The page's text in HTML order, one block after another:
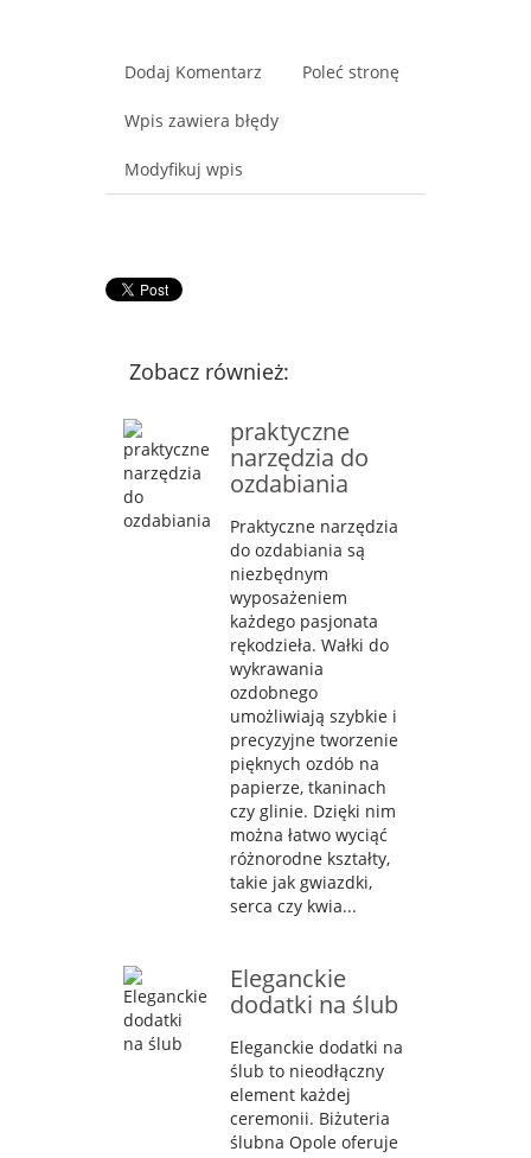
Dodaj Komentarz Poleć stronę
Wpis zawiera błędy
Modyfikuj wpis
Zobacz również:
praktyczne
narzędzia do
ozdabiania
Praktyczne narzędzia
do ozdabiania są
niezbędnym
wyposażeniem
każdego pasjonata
rękodzieła. Wałki do
wykrawania
ozdobnego
umożliwiają szybkie i
precyzyjne tworzenie
pięknych ozdób na
papierze, tkaninach
czy glinie. Dzięki nim
można łatwo wyciąć
różnorodne kształty,
takie jak gwiazdki,
serca czy kwia...
Eleganckie
dodatki na ślub
Eleganckie dodatki na
ślub to nieodłączny
element każdej
ceremonii. Biżuteria
ślubna Opole oferuje